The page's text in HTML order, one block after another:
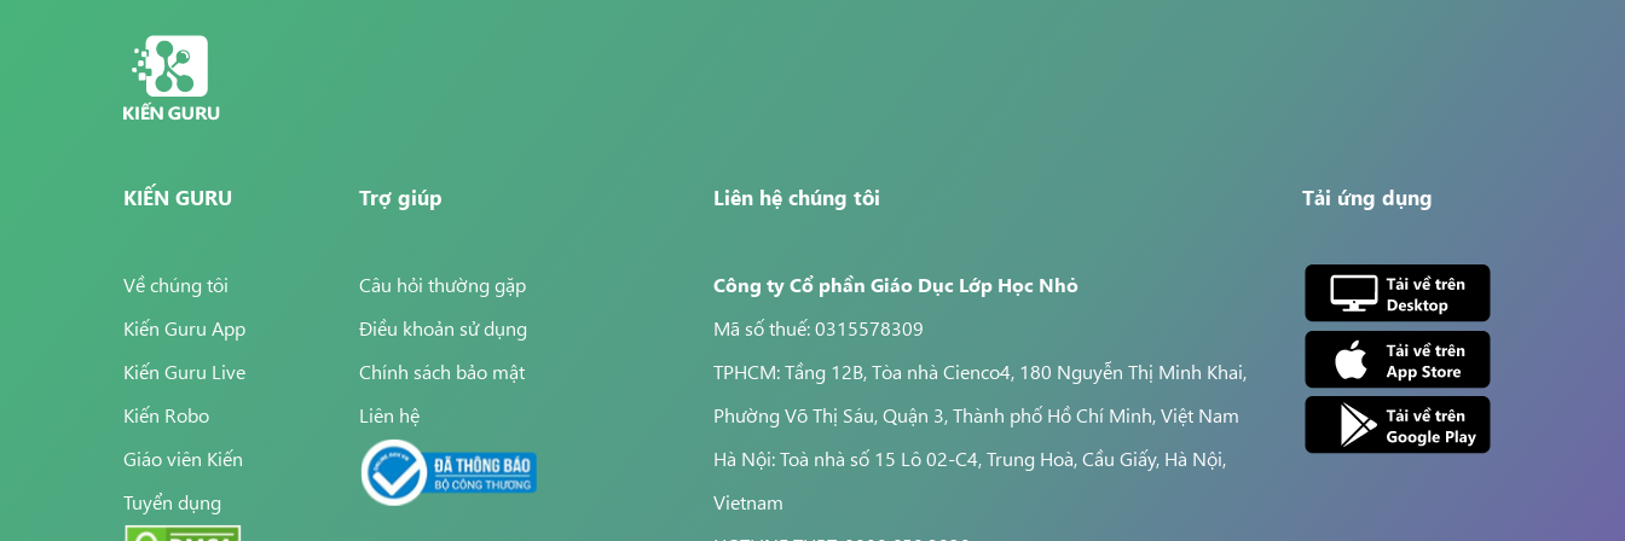
KIẾN GURU
Về chúng tôi
Kiến Guru App
Kiến Guru Live
Kiến Robo
Giáo viên Kiến
Tuyển dụng
Trợ giúp
Câu hỏi thường gặp
Điều khoản sử dụng
Chính sách bảo mật
Liên hệ
Liên hệ chúng tôi
Công ty Cổ phần Giáo Dục Lớp Học Nhỏ
Mã số thuế: 0315578309
TPHCM: Tầng 12B, Tòa nhà Cienco4, 180 Nguyễn Thị Minh Khai,
Phường Võ Thị Sáu, Quận 3, Thành phố Hồ Chí Minh, Việt Nam
Hà Nội: Toà nhà số 15 Lô 02-C4, Trung Hoà, Cầu Giấy, Hà Nội,
Vietnam
Tải ứng dụng